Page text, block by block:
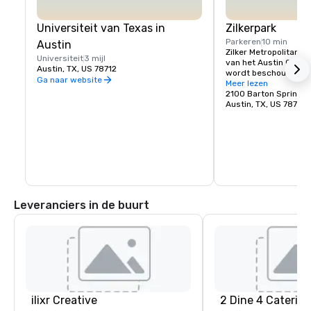
Universiteit van Texas in
Austin
Universiteit3 mijl
Austin, TX, US 78712
Ga naar website
Zilkerpark
Parkeren10 min
Zilker Metropolitan
van het Austin City
wordt beschouwd
geliefde park”. Dit
van 351 hectare
verscheidenheid aan
Meer lezen
2100 Barton Springs
Austin, TX, US 78704
Leveranciers in de buurt
ilixr Creative 2 Dine 4 Catering